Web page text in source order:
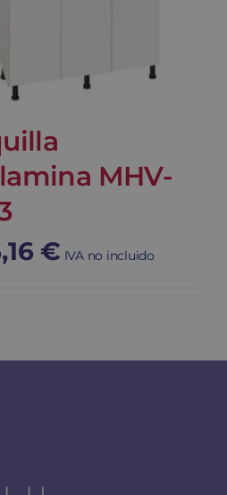
MHV-
€ IVA no incluido